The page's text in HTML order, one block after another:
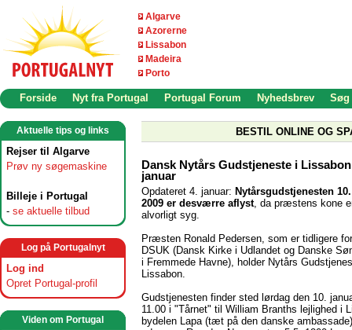
Algarve
Azorerne
Lissabon
Madeira
Porto
Forside Nyt fra Portugal Portugal Forum Nyhedsbrev Søg
Aktuelle tips og links
Rejser til Algarve
Prøv ny søgemaskine
Billeje i Portugal
- se aktuelle tilbud
Log på Portugalnyt
Log ind
Opret Portugal-profil
Viden om Portugal
BESTIL ONLINE OG
Dansk Nytårs Gudstjeneste i
januar
Opdateret 4. januar: Nytårsgudstjenesten
2009 er desværre aflyst, da præstens kone
alvorligt syg.
Præsten Ronald Pedersen, som er tidligere
DSUK (Dansk Kirke i Udlandet og Danske
i Fremmede Havne), holder Nytårs
Lissabon.
Gudstjenesten finder sted lørdag den 10.
11.00 i "Tårnet" til William Branths lejlighed i
bydelen Lapa (tæt på den danske